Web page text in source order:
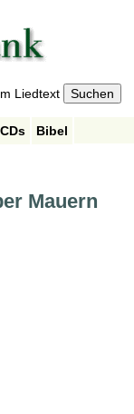
Liedtext
CDs
Bibel
Mauern